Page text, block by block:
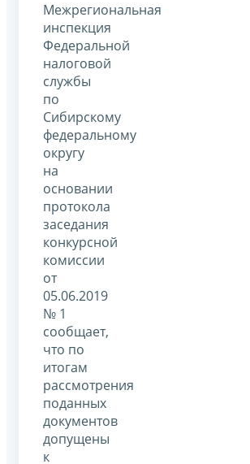
Межрегиональная
инспекция
Федеральной
налоговой
службы
по
Сибирскому
федеральному
округу
на
основании
протокола
заседания
конкурсной
комиссии
от
05.06.2019
№ 1
сообщает,
что по
итогам
рассмотрения
поданных
документов
допущены
к